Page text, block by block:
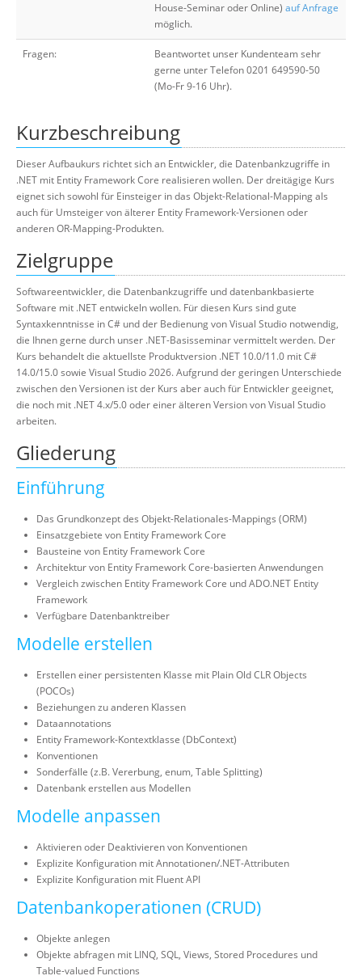
House-Seminar oder Online) auf Anfrage
möglich.
Fragen:
Beantwortet unser Kundenteam sehr
gerne unter Telefon 0201 649590-50
(Mo-Fr 9-16 Uhr).
Kurzbeschreibung
Dieser Aufbaukurs richtet sich an Entwickler, die Datenbankzugriffe in
.NET mit Entity Framework Core realisieren wollen. Der dreitägige Kurs
eignet sich sowohl für Einsteiger in das Objekt-Relational-Mapping als
auch für Umsteiger von älterer Entity Framework-Versionen oder
anderen OR-Mapping-Produkten.
Zielgruppe
Softwareentwickler, die Datenbankzugriffe und datenbankbasierte
Software mit .NET entwickeln wollen. Für diesen Kurs sind gute
Syntaxkenntnisse in C# und der Bedienung von Visual Studio notwendig,
die Ihnen gerne durch unser .NET-Basisseminar vermittelt werden. Der
Kurs behandelt die aktuellste Produktversion .NET 10.0/11.0 mit C#
14.0/15.0 sowie Visual Studio 2026. Aufgrund der geringen Unterschiede
zwischen den Versionen ist der Kurs aber auch für Entwickler geeignet,
die noch mit .NET 4.x/5.0 oder einer älteren Version von Visual Studio
arbeiten.
Gliederung
Einführung
Das Grundkonzept des Objekt-Relationales-Mappings (ORM)
Einsatzgebiete von Entity Framework Core
Bausteine von Entity Framework Core
Architektur von Entity Framework Core-basierten Anwendungen
Vergleich zwischen Entity Framework Core und ADO.NET Entity
Framework
Verfügbare Datenbanktreiber
Modelle erstellen
Erstellen einer persistenten Klasse mit Plain Old CLR Objects
(POCOs)
Beziehungen zu anderen Klassen
Dataannotations
Entity Framework-Kontextklasse (DbContext)
Konventionen
Sonderfälle (z.B. Vererbung, enum, Table Splitting)
Datenbank erstellen aus Modellen
Modelle anpassen
Aktivieren oder Deaktivieren von Konventionen
Explizite Konfiguration mit Annotationen/.NET-Attributen
Explizite Konfiguration mit Fluent API
Datenbankoperationen (CRUD)
Objekte anlegen
Objekte abfragen mit LINQ, SQL, Views, Stored Procedures und
Table-valued Functions